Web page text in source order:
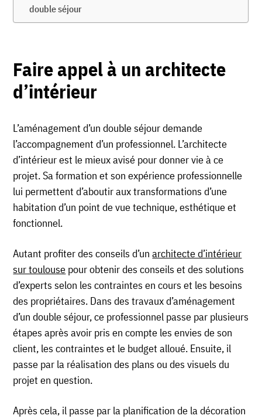
double séjour
Faire appel à un architecte
d’intérieur
L’aménagement d’un double séjour demande
l’accompagnement d’un professionnel. L’architecte
d’intérieur est le mieux avisé pour donner vie à ce
projet. Sa formation et son expérience professionnelle
lui permettent d’aboutir aux transformations d’une
habitation d’un point de vue technique, esthétique et
fonctionnel.
Autant profiter des conseils d’unarchitecte d’intérieur
sur toulouse pour obtenir des conseils et des solutions
d’experts selon les contraintes en cours et les besoins
des propriétaires. Dans des travaux d’aménagement
d’un double séjour, ce professionnel passe par plusieurs
étapes après avoir pris en compte les envies de son
client, les contraintes et le budget alloué. Ensuite, il
passe par la réalisation des plans ou des visuels du
projet en question.
Après cela, il passe par la planification de la décoration